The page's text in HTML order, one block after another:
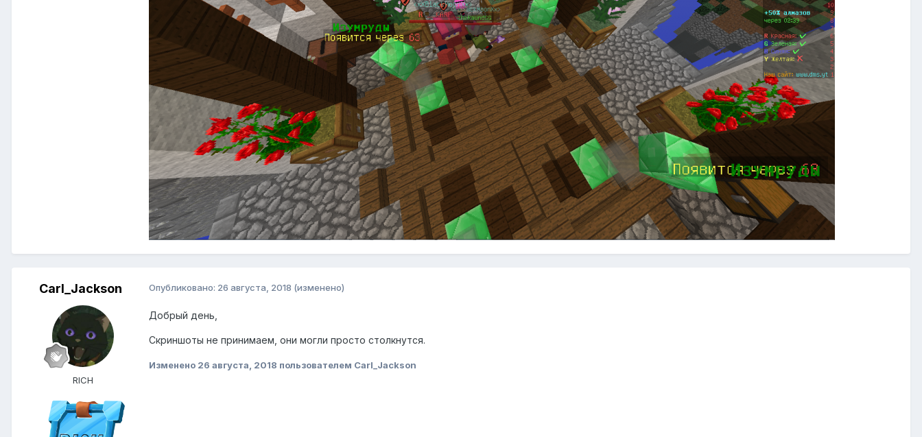
Carl_Jackson
RICH
Опубликовано: 26 августа, 2018 (изменено)
Добрый день,
Скриншоты не принимаем, они могли просто столкнутся.
Изменено 26 августа, 2018 пользователем Carl_Jackson